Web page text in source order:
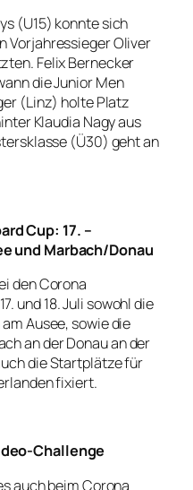
(U15) konnte sich
Vorjahressieger Oliver
Felix Bernecker
die Junior Men
(Linz) holte Platz
Klaudia Nagy aus
(Ü30) geht an
Cup: 17. –
und Marbach/Donau
den Corona
und 18. Juli sowohl die
Ausee, sowie die
an der Donau an der
die Startplätze für
fixiert.
Challenge
auch beim Corona